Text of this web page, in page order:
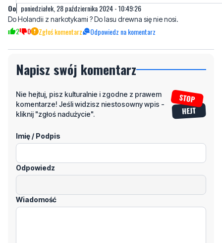
Oo poniedziałek, 28 października 2024 - 10:49:26
Do Holandii z narkotykami ? Do lasu drewna się nie nosi.
2 0 Zgłoś komentarz Odpowiedz na komentarz
Napisz swój komentarz
Nie hejtuj, pisz kulturalnie i zgodne z prawem
komentarze! Jeśli widzisz niestosowny wpis -
kliknij "zgłoś nadużycie".
Imię / Podpis
Odpowiedz
Wiadomość